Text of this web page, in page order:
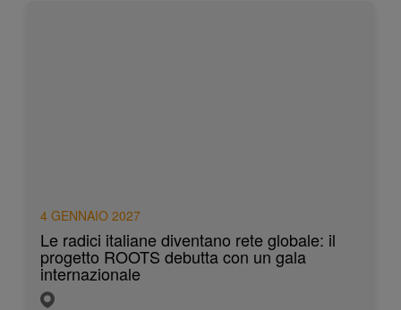
4 GENNAIO 2027
Le radici italiane diventano rete globale: il
progetto ROOTS debutta con un gala
internazionale